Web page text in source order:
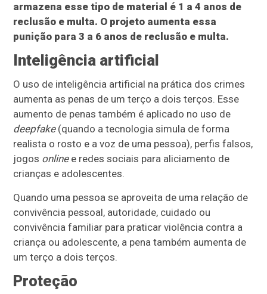
armazena esse tipo de material é 1 a 4 anos de
reclusão e multa. O projeto aumenta essa
punição para 3 a 6 anos de reclusão e multa.
Inteligência artificial
O uso de inteligência artificial na prática dos crimes
aumenta as penas de um terço a dois terços. Esse
aumento de penas também é aplicado no uso de
deepfake(quando a tecnologia simula de forma
realista o rosto e a voz de uma pessoa), perfis falsos,
jogos onlinee redes sociais para aliciamento de
crianças e adolescentes.
Quando uma pessoa se aproveita de uma relação de
convivência pessoal, autoridade, cuidado ou
convivência familiar para praticar violência contra a
criança ou adolescente, a pena também aumenta de
um terço a dois terços.
Proteção